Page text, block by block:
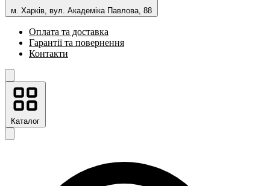
м. Харків, вул. Академіка Павлова, 88
Оплата та доставка
Гарантії та повернення
Контакти
Каталог